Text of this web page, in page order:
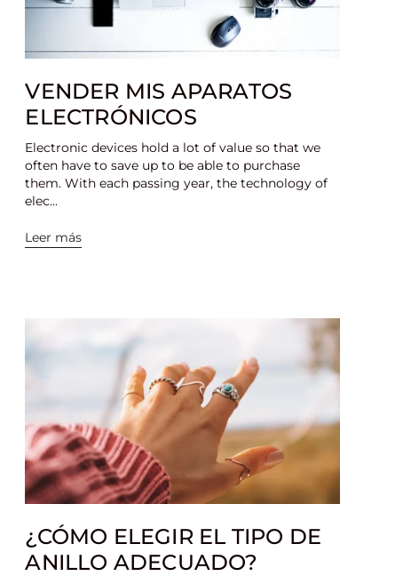
VENDER MIS APARATOS
ELECTRÓNICOS
Electronic devices hold a lot of value so that we
often have to save up to be able to purchase
them. With each passing year, the technology of
elec...
Leer más
¿CÓMO ELEGIR EL TIPO DE
ANILLO ADECUADO?